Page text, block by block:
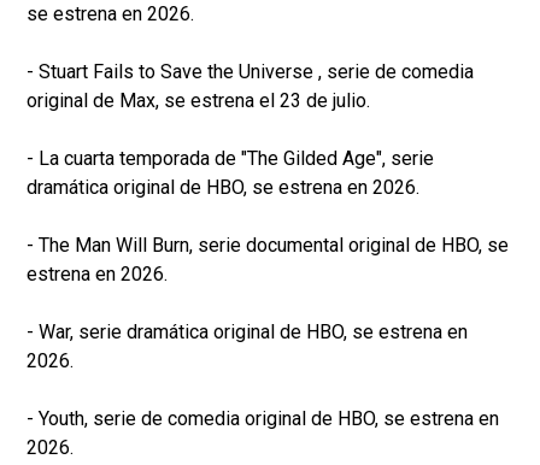
se estrena en 2026.
- Stuart Fails to Save the Universe , serie de comedia
original de Max, se estrena el 23 de julio.
- La cuarta temporada de "The Gilded Age", serie
dramática original de HBO, se estrena en 2026.
- The Man Will Burn, serie documental original de HBO, se
estrena en 2026.
- War, serie dramática original de HBO, se estrena en
2026.
- Youth, serie de comedia original de HBO, se estrena en
2026.